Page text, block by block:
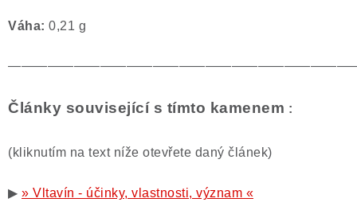
Váha: 0,21 g
Články související s tímto kamenem :
(kliknutím na text níže otevřete daný článek)
▶ » Vltavín - účinky, vlastnosti, význam «